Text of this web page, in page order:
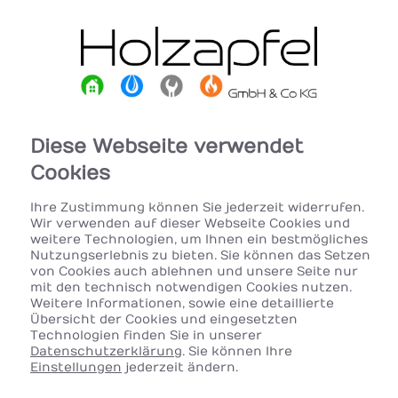
Diese Webseite verwendet
Cookies
Ihre Zustimmung können Sie jederzeit widerrufen.
Wir verwenden auf dieser Webseite Cookies und
weitere Technologien, um Ihnen ein bestmögliches
Nutzungserlebnis zu bieten. Sie können das Setzen
von Cookies auch ablehnen und unsere Seite nur
mit den technisch notwendigen Cookies nutzen.
Weitere Informationen, sowie eine detaillierte
Übersicht der Cookies und eingesetzten
Technologien finden Sie in unserer
Datenschutzerklärung. Sie können Ihre
Einstellungen jederzeit ändern.